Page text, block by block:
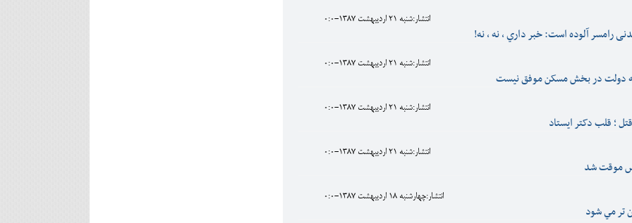
انتشار:شنبه 21 ارديبهشت 1387-0:0
رامسر آلوده است: خبر داري ، نه ، نه!
انتشار:شنبه 21 ارديبهشت 1387-0:0
دولت در بخش مسکن موفق نيست
انتشار:شنبه 21 ارديبهشت 1387-0:0
؛ قلب دکتر ايستاد
انتشار:شنبه 21 ارديبهشت 1387-0:0
موقت شد
انتشار:چهارشنبه 18 ارديبهشت 1387-0:0
تر مي شود